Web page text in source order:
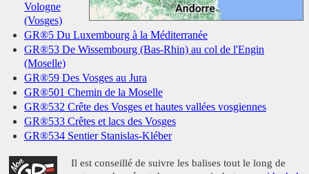
Vologne
(Vosges)
GR®5 Du Luxembourg à la Méditerranée
GR®53 De Wissembourg (Bas-Rhin) au col de l'Engin
(Moselle)
GR®59 Des Vosges au Jura
GR®501 Chemin de la Moselle
GR®532 Crête des Vosges et hautes vallées vosgiennes
GR®533 Crêtes et lacs des Vosges
GR®534 Sentier Stanislas-Kléber
Il est conseillé de suivre les balises tout le long de